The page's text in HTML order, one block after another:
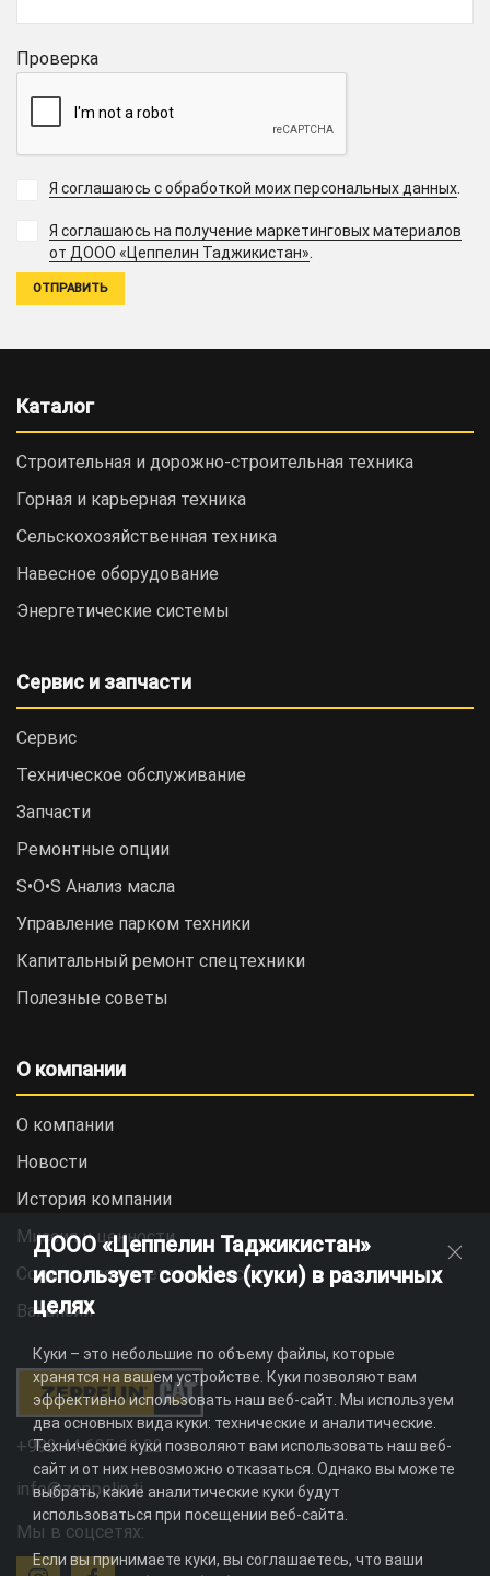
Проверка
Я соглашаюсь с обработкой моих персональных данных.
Я соглашаюсь на получение маркетинговых материалов
от ДООО «Цеппелин Таджикистан».
Каталог
Строительная и дорожно-cтроительная техника
Горная и карьерная техника
Сельскохозяйственная техника
Навесное оборудование
Энергетические системы
Сервис и запчасти
Сервис
Техническое обслуживание
Запчасти
Ремонтные опции
S•O•S Анализ масла
Управление парком техники
Капитальный ремонт спецтехники
Полезные советы
О компании
О компании
Новости
История компании
Миссия и ценности
Социальная ответственность
Вакансии
+992 44 625 11 22
info@zeppelin.tj
Мы в соцсетях:
ДООО «Цеппелин Таджикистан»
использует cookies (куки) в различных
целях
Куки – это небольшие по объему файлы, которые
хранятся на вашем устройстве. Куки позволяют вам
эффективно использовать наш веб-сайт. Мы используем
два основных вида куки: технические и аналитические.
Технические куки позволяют вам использовать наш веб-
сайт и от них невозможно отказаться. Однако вы можете
выбрать, какие аналитические куки будут
использоваться при посещении веб-сайта.
Если вы принимаете куки, вы соглашаетесь, что ваши